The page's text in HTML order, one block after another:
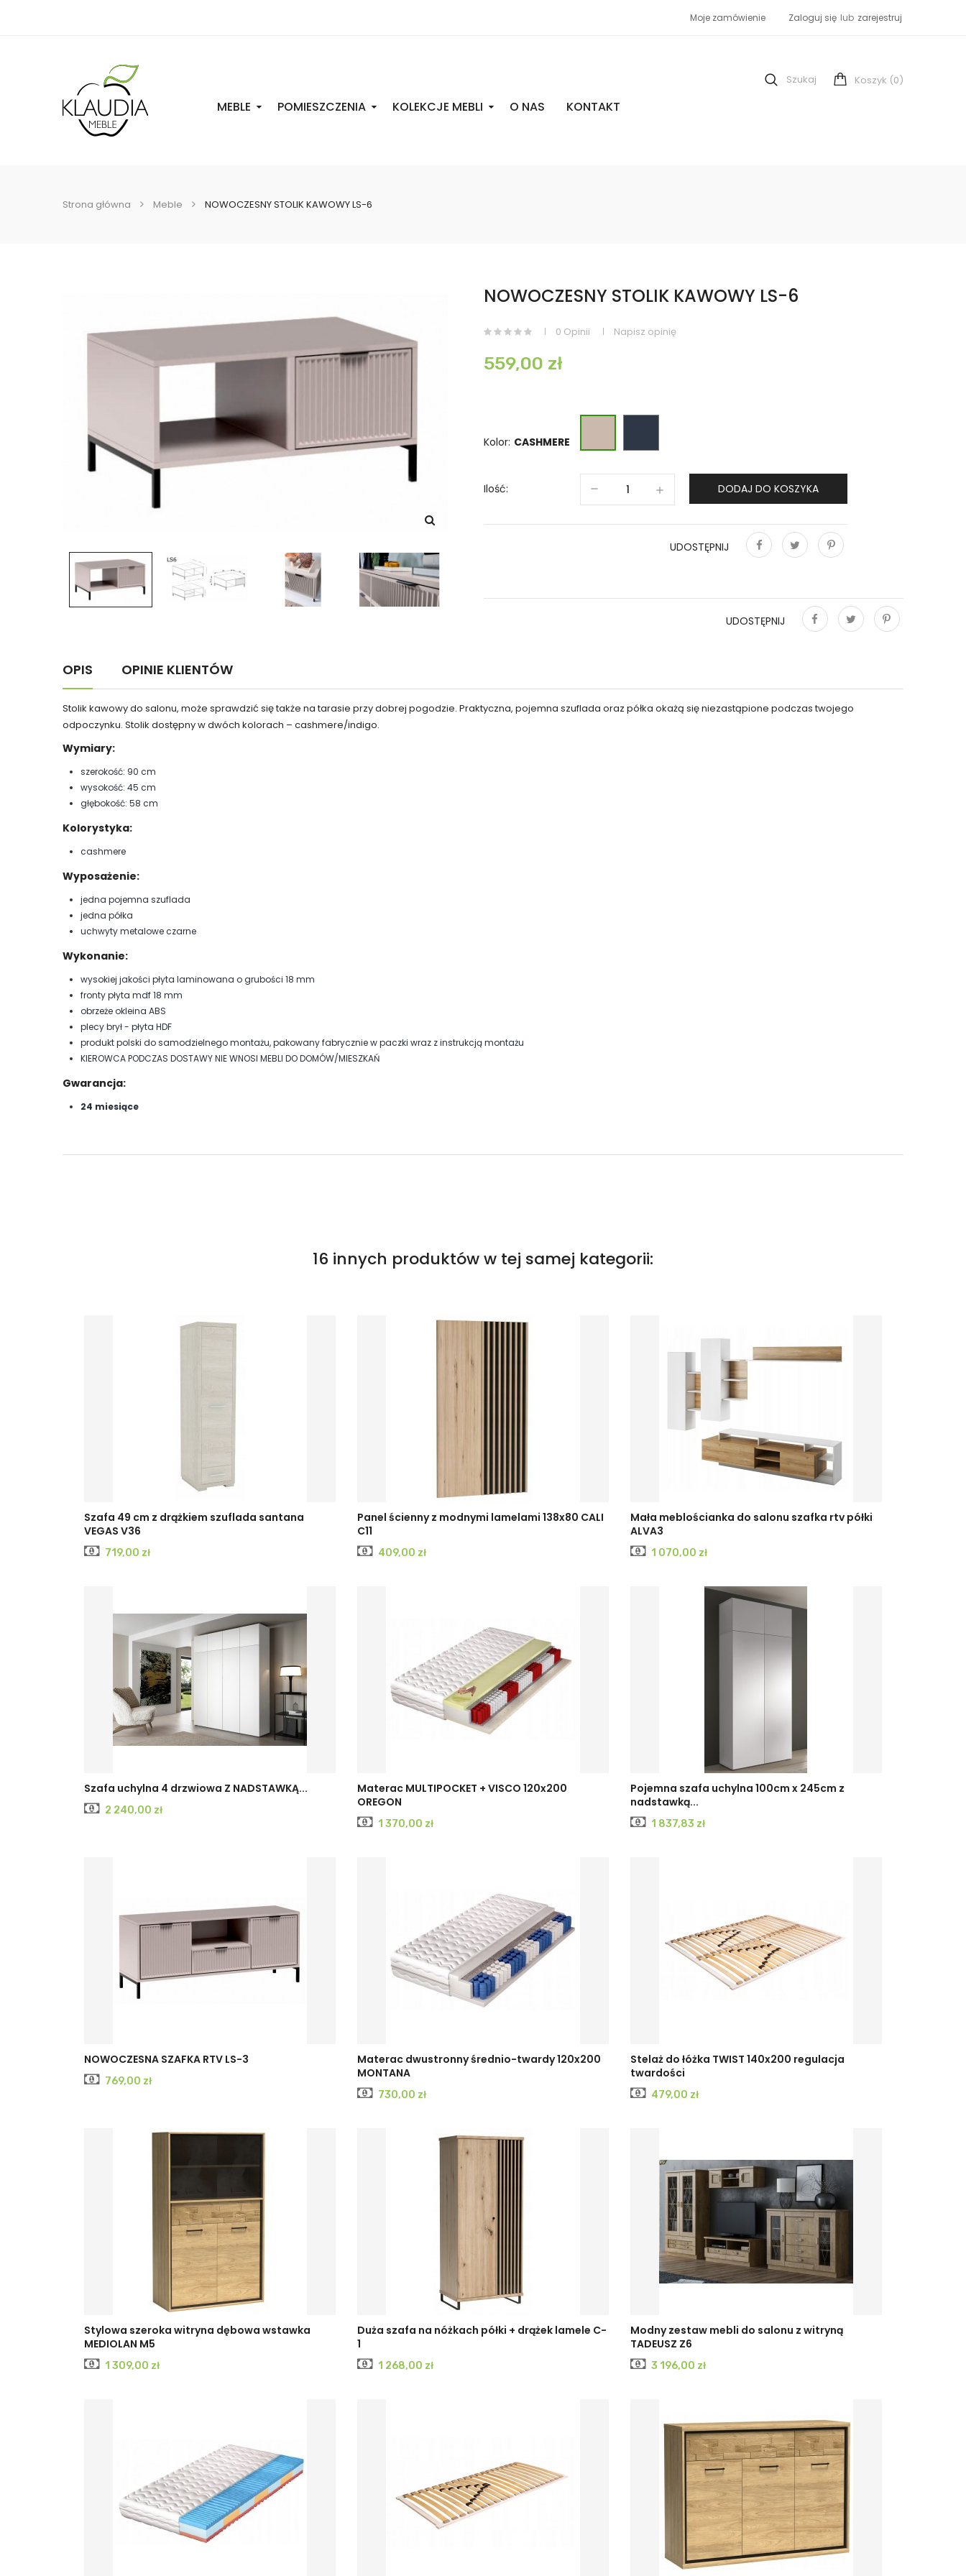
Moje zamówienie Zaloguj się lub zarejestruj
MEBLE POMIESZCZENIA KOLEKCJE MEBLI O NAS KONTAKT
Szukaj Koszyk (0)
Strona główna Meble NOWOCZESNY STOLIK KAWOWY LS-6
NOWOCZESNY STOLIK KAWOWY LS-6
0 Opinii Napisz opinię
559,00 zł
Kolor:
Ilość: DODAJ DO KOSZYKA
UDOSTĘPNIJ
UdostępnijTweetuj Pinterest
UDOSTĘPNIJ
UdostępnijTweetuj Pinterest
OPIS OPINIE KLIENTÓW
Stolik kawowy do salonu, może sprawdzić się także na tarasie przy dobrej pogodzie. Praktyczna, pojemna szuflada oraz półka okażą się niezastąpione podczas twojego
odpoczynku. Stolik dostępny w dwóch kolorach – cashmere/indigo.
Wymiary:
szerokość: 90 cm
wysokość: 45 cm
głębokość: 58 cm
Kolorystyka:
cashmere
Wyposażenie:
jedna pojemna szuflada
jedna półka
uchwyty metalowe czarne
Wykonanie:
wysokiej jakości płyta laminowana o grubości 18 mm
fronty płyta mdf 18 mm
obrzeże okleina ABS
plecy brył - płyta HDF
produkt polski do samodzielnego montażu, pakowany fabrycznie w paczki wraz z instrukcją montażu
KIEROWCA PODCZAS DOSTAWY NIE WNOSI MEBLI DO DOMÓW/MIESZKAŃ
Gwarancja:
24 miesiące
16 innych produktów w tej samej kategorii:
Szafa 49 cm z drążkiem szuflada santana
VEGAS V36
Cena
719,00 zł
Panel ścienny z modnymi lamelami 138x80 CALI
C11
Cena
409,00 zł
Mała meblościanka do salonu szafka rtv półki
ALVA3
Cena
1 070,00 zł
Szafa uchylna 4 drzwiowa Z NADSTAWKĄ...
Cena
2 240,00 zł
Materac MULTIPOCKET + VISCO 120x200
OREGON
Cena
1 370,00 zł
BIAŁYGRAFITczarnyDąb CASHMERE
Pojemna szafa uchylna 100cm x 245cm z
nadstawką...
Cena
1 837,83 zł
CASHMERE
INDIGO
NOWOCZESNA SZAFKA RTV LS-3
Cena
769,00 zł
Materac dwustronny średnio-twardy 120x200
MONTANA
Cena
730,00 zł
Stelaż do łóżka TWIST 140x200 regulacja
twardości
Cena
479,00 zł
Stylowa szeroka witryna dębowa wstawka
MEDIOLAN M5
Cena
1 309,00 zł
Duża szafa na nóżkach półki + drążek lamele C-
1
Cena
1 268,00 zł
Modny zestaw mebli do salonu z witryną
TADEUSZ Z6
Cena
3 196,00 zł